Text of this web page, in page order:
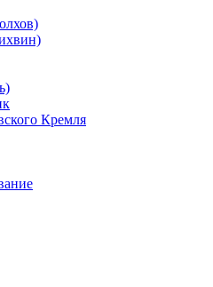
Кремля